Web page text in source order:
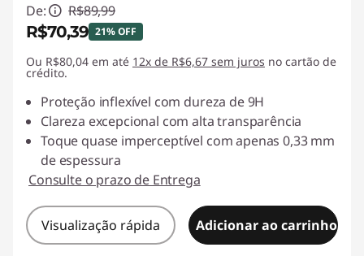
De: R$89,99
R$70,39 21% OFF
Economias instantâneas :-R$19,60
Ou R$80,04 em até 12x de R$6,67 sem juros no cartão de
crédito.
Proteção inflexível com dureza de 9H
Clareza excepcional com alta transparência
Toque quase imperceptível com apenas 0,33 mm
de espessura
Consulte o prazo de Entrega
Visualização rápida Adicionar ao carrinho